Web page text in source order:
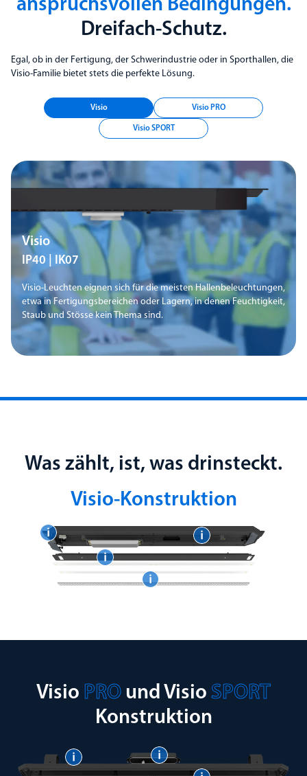
anspruchsvollen Bedingungen.
Dreifach-Schutz.
Egal, ob in der Fertigung, der Schwerindustrie oder in Sporthallen, die
Visio-Familie bietet stets die perfekte Lösung.
Visio Visio PRO
Visio SPORT
Visio
IP40 | IK07
Visio-Leuchten eignen sich für die meisten Hallenbeleuchtungen,
etwa in Fertigungsbereichen oder Lagern, in denen Feuchtigkeit,
Staub und Stösse kein Thema sind.
Was zählt, ist, was drinsteckt.
Visio-Konstruktion
Visio PRO und Visio SPORT
Konstruktion